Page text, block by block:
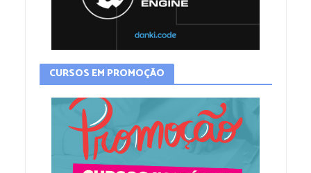
CURSOS EM PROMOÇÃO